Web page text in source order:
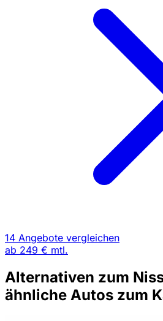
14 Angebote vergleichen
ab 249 € mtl.
Alternativen zum
ähnliche Autos zum